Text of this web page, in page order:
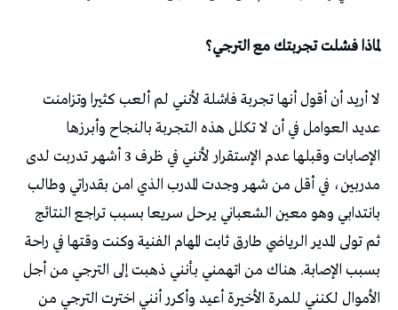
لماذا فشلت تجربتك مع الترجي؟
لا أريد أن أقول أنها تجربة فاشلة لأنني لم ألعب كثيرا وتزامنت
عديد العوامل في أن لا تكلل هذه التجربة بالنجاح وأبرزها
الإصابات وقبلها عدم الإستقرار لأنني في ظرف 3 أشهر تدربت لدى
مدربين، في أقل من شهر وجدت المدرب الذي امن بقدراتي وطالب
بانتدابي وهو معين الشعباني يرحل سريعا بسبب تراجع النتائج
ثم تولى المدير الرياضي طارق ثابت المهام الفنية وكنت وقتها في راحة
بسبب الإصابة. هناك من اتهمني بأنني ذهبت إلى الترجي من أجل
الأموال لكنني للمرة الأخيرة أعيد وأكرر أنني اخترت الترجي من